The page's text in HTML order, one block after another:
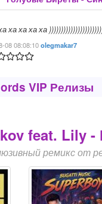
звучит
08 22:08:11DJ Bitreid
VIP Релизы
feat. Lily
ремикс от